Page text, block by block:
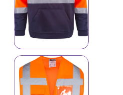
Reflektiv geyimlər
2142